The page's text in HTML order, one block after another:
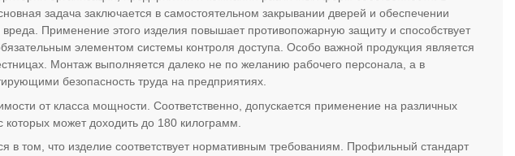
задача заключается в самостоятельном закрывании дверей и обеспечении
Применение этого изделия повышает противопожарную защиту и способствует
элементом системы контроля доступа. Особо важной продукция является
Монтаж выполняется далеко не по желанию рабочего персонала, а в
безопасность труда на предприятиях.
от класса мощности. Соответственно, допускается применение на различных
может доходить до 180 килограмм.
в том, что изделие соответствует нормативным требованиям. Профильный стандарт